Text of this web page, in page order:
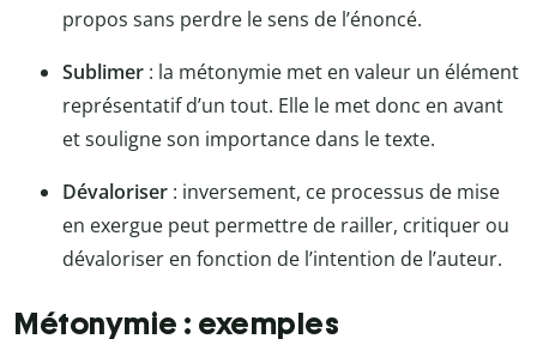
propos sans perdre le sens de l’énoncé.
Sublimer : la métonymie met en valeur un élément
représentatif d’un tout. Elle le met donc en avant
et souligne son importance dans le texte.
Dévaloriser : inversement, ce processus de mise
en exergue peut permettre de railler, critiquer ou
dévaloriser en fonction de l’intention de l’auteur.
Métonymie : exemples